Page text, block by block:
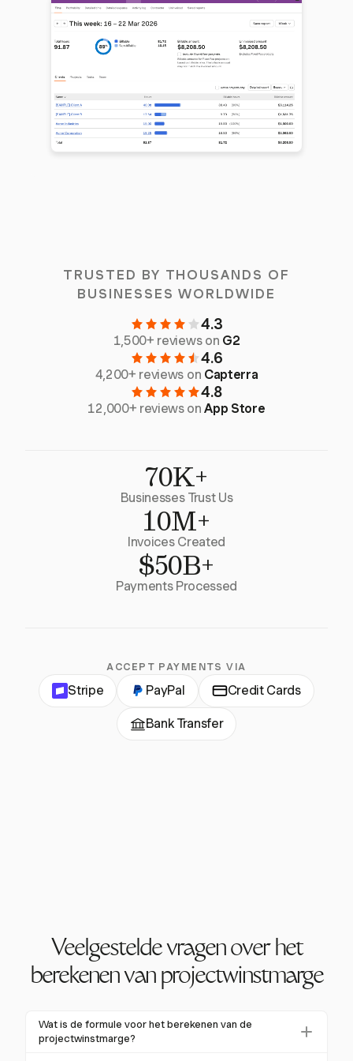
TRUSTED BY THOUSANDS OF
BUSINESSES WORLDWIDE
4.3
1,500+ reviews on G2
4.6
4,200+ reviews on Capterra
4.8
12,000+ reviews onApp Store
70K+
Businesses Trust Us
10M+
Invoices Created
$50B+
Payments Processed
ACCEPT PAYMENTS VIA
Stripe PayPal Credit Cards
Bank Transfer
Veelgestelde vragen over het
berekenen van projectwinstmarge
Wat is de formule voor het berekenen van de
projectwinstmarge?